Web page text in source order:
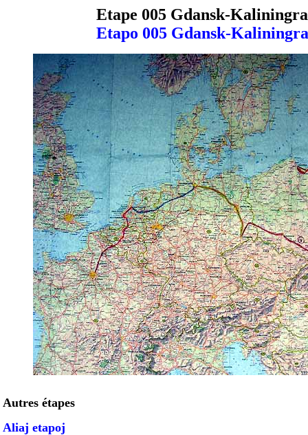
Etape 005 Gdansk-
Etapo 005 Gdansk-
Autres étapes
Aliaj etapoj